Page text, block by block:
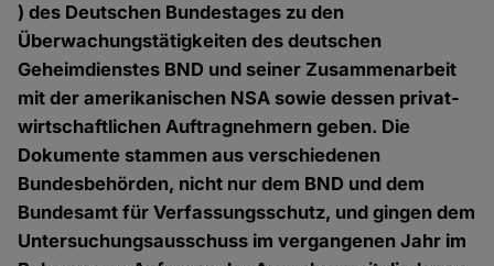
) des Deutschen Bundestages zu den
Überwachungstätigkeiten des deutschen
Geheimdienstes BND und seiner Zusammenarbeit
mit der amerikanischen NSA sowie dessen privat-
wirtschaftlichen Auftragnehmern geben. Die
Dokumente stammen aus verschiedenen
Bundesbehörden, nicht nur dem BND und dem
Bundesamt für Verfassungsschutz, und gingen dem
Untersuchungsausschuss im vergangenen Jahr im